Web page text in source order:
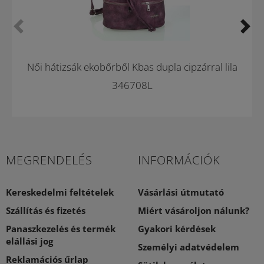
Női hátizsák ekobőrből Kbas dupla cipzárral lila
346708L
MEGRENDELÉS
Kereskedelmi feltételek
Szállítás és fizetés
Panaszkezelés és termék
elállási jog
Reklamációs űrlap
INFORMÁCIÓK
Vásárlási útmutató
Miért vásároljon nálunk?
Gyakori kérdések
Személyi adatvédelem